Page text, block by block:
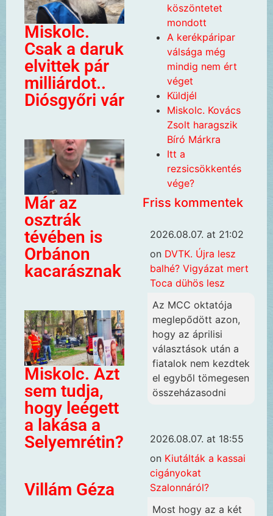
Miskolc.
Csak a daruk
elvittek pár
milliárdot..
Diósgyőri vár
Már az
osztrák
tévében is
Orbánon
kacarásznak
Miskolc. Azt
sem tudja,
hogy leégett
a lakása a
Selyemrétin?
Villám Géza
köszöntetet
mondott
A kerékpáripar
válsága még
mindig nem ért
véget
Küldjél
Miskolc. Kovács
Zsolt haragszik
Bíró Márkra
Itt a
rezsicsökkentés
vége?
Friss kommentek
2026.08.07. at 21:02
on DVTK. Újra lesz
balhé? Vigyázat mert
Toca dühös lesz
Az MCC oktatója
meglepődött azon,
hogy az áprilisi
választások után a
fiatalok nem kezdtek
el egyből tömegesen
összeházasodni
2026.08.07. at 18:55
on Kiutálták a kassai
cigányokat
Szalonnáról?
Most hogy az a két